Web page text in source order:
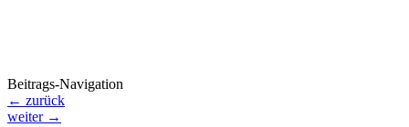
Beitrags-Navigation
← zurück
weiter →